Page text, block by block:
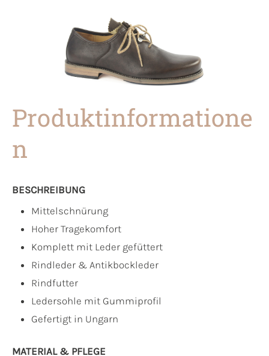
Produktinformatione
n
BESCHREIBUNG
Mittelschnürung
Hoher Tragekomfort
Komplett mit Leder gefüttert
Rindleder & Antikbockleder
Rindfutter
Ledersohle mit Gummiprofil
Gefertigt in Ungarn
MATERIAL & PFLEGE